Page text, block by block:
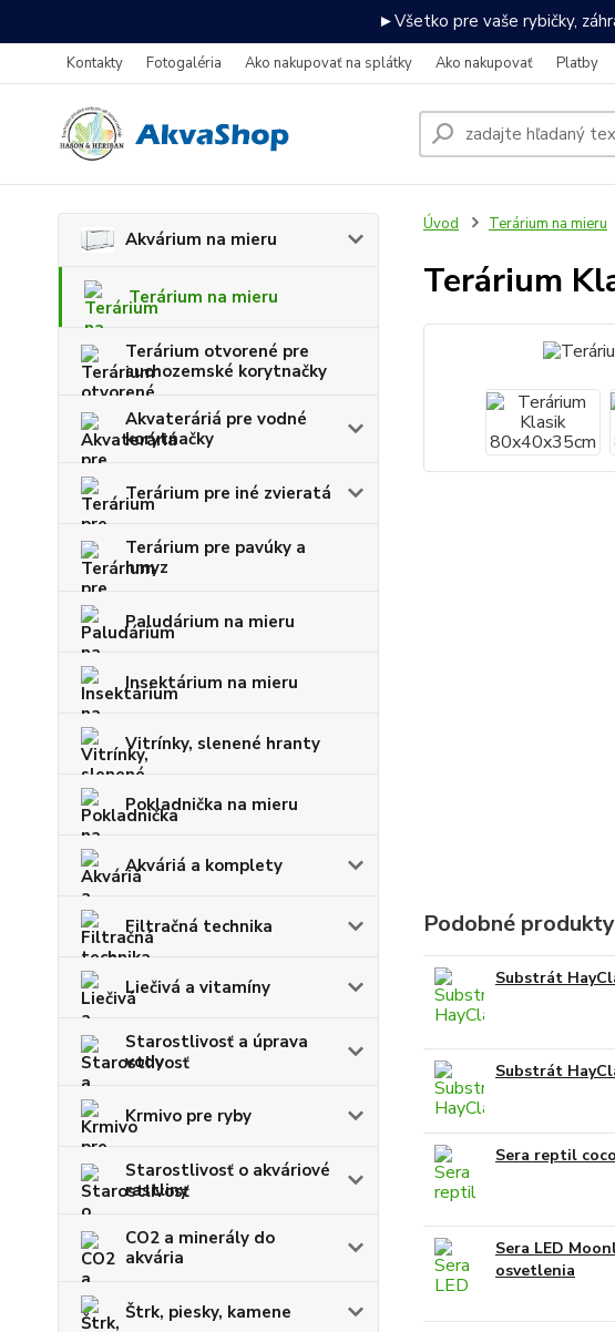
►Všetko pre vaše rybičky,
Kontakty Fotogaléria Ako nakupovať na splátky Ako nakupovať Platby
Akvárium na mieru
Terárium na mieru
Terárium otvorené pre
suchozemské korytnačky
Akvateráriá pre vodné
korytnačky
Terárium pre iné zvieratá
Terárium pre pavúky a
hmyz
Paludárium na mieru
Insektárium na mieru
Vitrínky, slenené hranty
Pokladnička na mieru
Akváriá a komplety
Filtračná technika
Liečivá a vitamíny
Starostlivosť a úprava
vody
Krmivo pre ryby
Starostlivosť o akváriové
rastliny
CO2 a minerály do
akvária
Štrk, piesky, kamene
Úvod Terárium na mieru
Terárium
Podobné produkty
Substrát
Substrát
Sera reptil
Sera LED
osvetlenia